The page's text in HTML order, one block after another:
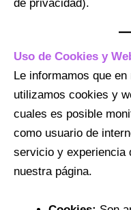
de privacidad).
Uso de Cookies y
Le informamos que
utilizamos cookies y
cuales es posible
como usuario de
servicio y experiencia
nuestra página.